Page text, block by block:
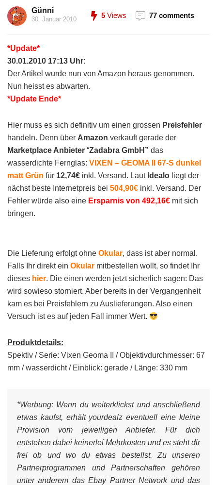
Günni
30. Januar 2010 5 Views 77 comments
*Update*
30.01.2010 17:13 Uhr:
Der Artikel wurde nun von Amazon heraus genommen.
Nun heisst es abwarten.
*Update Ende*
Hier muss es sich definitiv um einen grossen Preisfehler
handeln. Denn über Amazon verkauft gerade der
Marketplace Anbieter “Zadabra GmbH” das
wasserdichte Fernglas: VIXEN – GEOMA II 67-S dunkel
matt Grün für 12,74€ inkl. Versand. Laut Idealo liegt der
nächst beste Internetpreis bei 504,90€ inkl. Versand. Der
Fehler würde also eine Ersparnis von 492,16€ mit sich
bringen.
Die Lieferung erfolgt ohne Okular, dass ist aber normal.
Falls Ihr direkt ein Okular mitbestellen wollt, so findet Ihr
dieses hier. Die einen werden jetzt sicherlich sagen: Das
wird sowieso storniert. Aber bereits in der Vergangenheit
kam es bei Preisfehlern zu Auslieferungen. Also einen
Versuch ist es auf jeden Fall immer Wert.
Produktdetails:
Spektiv / Serie: Vixen Geoma II / Objektivdurchmesser: 67
mm / wasserdicht / Einblick: gerade / Länge: 330 mm
*Werbung: Wenn du weiterklickst und anschließend
etwas kaufst, erhält yourdealz eventuell eine kleine
Provision vom jeweiligen Anbieter. Für dich
entstehen dabei keinerlei Mehrkosten und es steht dir
frei ob und wo du etwas bestellst. Zu unseren
Partnerprogrammen und Partnerschaften gehören
unter anderem das Ebay Partner Network und das